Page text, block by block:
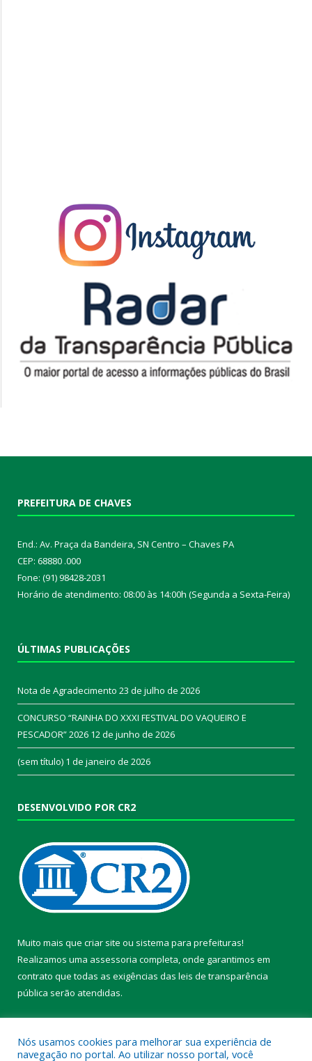
PREFEITURA DE CHAVES
End.: Av. Praça da Bandeira, SN Centro – Chaves PA
CEP: 68880 .000
Fone: (91) 98428-2031
Horário de atendimento: 08:00 às 14:00h (Segunda a Sexta-Feira)
ÚLTIMAS PUBLICAÇÕES
Nota de Agradecimento 23 de julho de 2026
CONCURSO “RAINHA DO XXXI FESTIVAL DO VAQUEIRO E
PESCADOR” 2026 12 de junho de 2026
(sem título) 1 de janeiro de 2026
DESENVOLVIDO POR CR2
Muito mais que criar site ou sistema para prefeituras!
Realizamos uma assessoria completa, onde garantimos em
contrato que todas as exigências das leis de transparência
pública serão atendidas.
Nós usamos cookies para melhorar sua experiência de
navegação no portal. Ao utilizar nosso portal, você